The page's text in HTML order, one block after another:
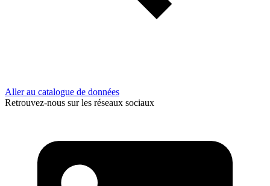
Aller au catalogue de données
Retrouvez-nous sur les réseaux sociaux